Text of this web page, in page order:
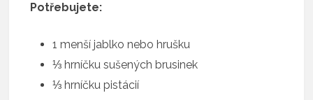
Potřebujete:
1 menší jablko nebo hrušku
⅓ hrníčku sušených brusinek
⅓ hrníčku pistácií